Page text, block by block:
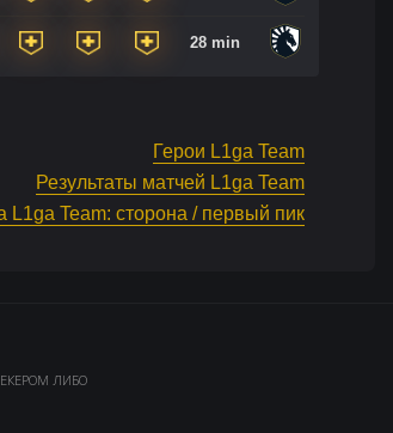
28 min
Герои L1ga Team
Результаты матчей L1ga Team
L1ga Team: сторона / первый пик
ЛИБО